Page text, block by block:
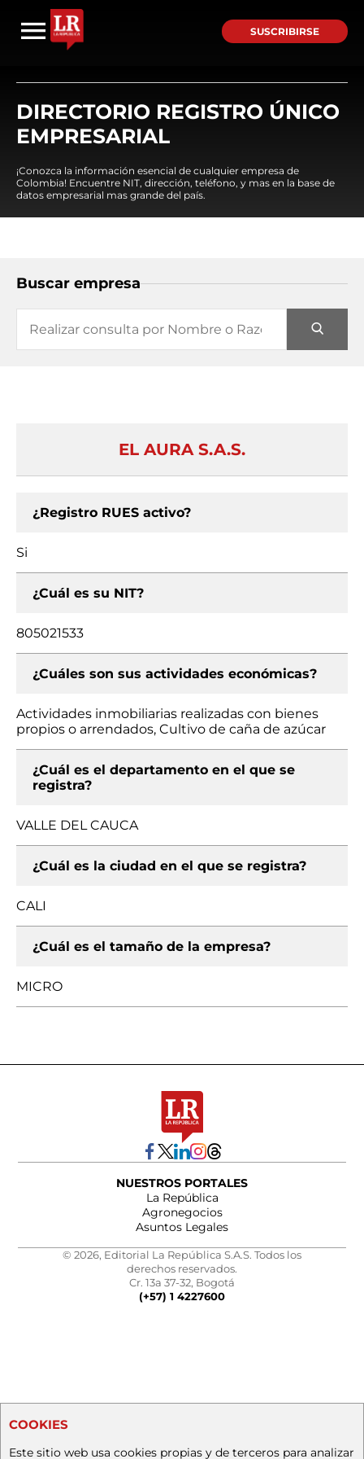
SUSCRIBIRSE
DIRECTORIO REGISTRO ÚNICO
EMPRESARIAL
¡Conozca la información esencial de cualquier empresa de
Colombia! Encuentre NIT, dirección, teléfono, y mas en la base de
datos empresarial mas grande del país.
Buscar empresa
EL AURA S.A.S.
¿Registro RUES activo?
Si
¿Cuál es su NIT?
805021533
¿Cuáles son sus actividades económicas?
Actividades inmobiliarias realizadas con bienes
propios o arrendados, Cultivo de caña de azúcar
¿Cuál es el departamento en el que se
registra?
VALLE DEL CAUCA
¿Cuál es la ciudad en el que se registra?
CALI
¿Cuál es el tamaño de la empresa?
MICRO
NUESTROS PORTALES
La República
Agronegocios
Asuntos Legales
© 2026, Editorial La República S.A.S. Todos los
derechos reservados.
Cr. 13a 37-32, Bogotá
(+57) 1 4227600
COOKIES
Este sitio web usa cookies propias y de terceros para analizar